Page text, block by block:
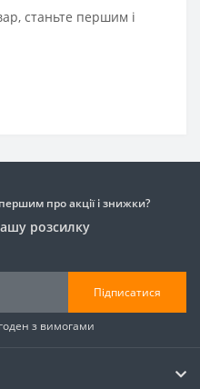
станьте першим і
про акції і знижки?
розсилку
Підписатися
з вимогами